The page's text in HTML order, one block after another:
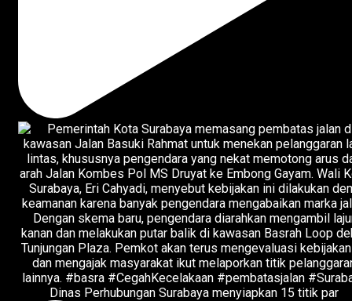
Dinas Perhubungan Surabaya menyiapkan 15 titik par